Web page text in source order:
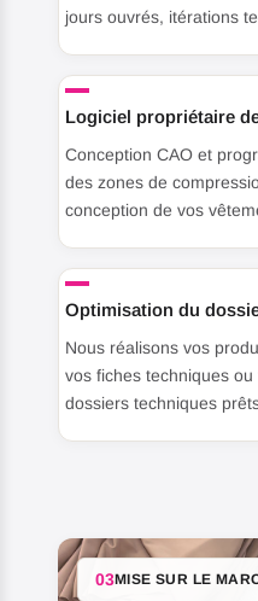
jours ouvrés, itérations
Logiciel propriétaire
Conception CAO et
des zones de
conception de vos
Optimisation du
Nous réalisons vos
vos fiches techniques
dossiers techniques
03MISE SUR LE